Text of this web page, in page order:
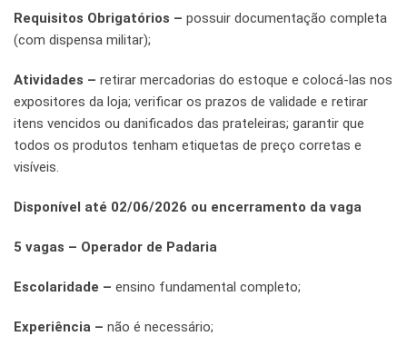
Requisitos Obrigatórios – possuir documentação completa
(com dispensa militar);
Atividades – retirar mercadorias do estoque e colocá-las nos
expositores da loja; verificar os prazos de validade e retirar
itens vencidos ou danificados das prateleiras; garantir que
todos os produtos tenham etiquetas de preço corretas e
visíveis.
Disponível até 02/06/2026 ou encerramento da vaga
5 vagas – Operador de Padaria
Escolaridade – ensino fundamental completo;
Experiência – não é necessário;